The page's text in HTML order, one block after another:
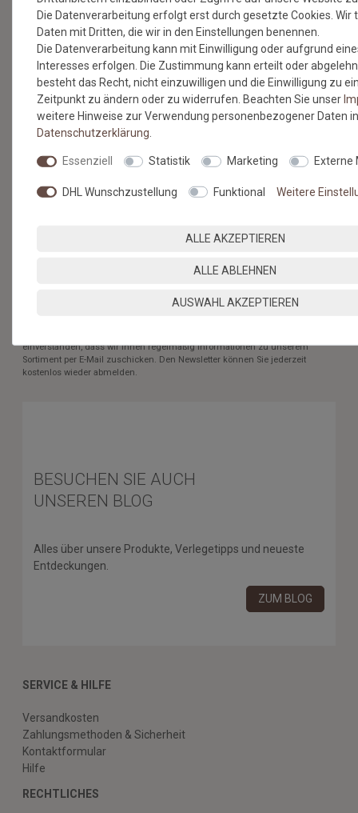
NEWSLETTER
Jetzt anmelden: Profitieren Sie von aktuellen Angeboten
und erfahren Sie von den neuesten Produkten als
erstes.*
VORNAME
Honig
habe. Meine Einwilligung kann ich jederzeit widerrufen.**
ABONNIEREN
** Hierbei handelt es sich um ein Pflichtfeld.
einverstanden, dass wir Ihnen regelmäßig Informationen zu unserem
Sortiment per E-Mail zuschicken. Den Newsletter können Sie jederzeit
kostenlos wieder abmelden.
BESUCHEN SIE AUCH
UNSEREN BLOG
Alles über unsere Produkte, Verlegetipps und neueste
Entdeckungen.
ZUM BLOG
SERVICE & HILFE
Versandkosten
Zahlungsmethoden & Sicherheit
Kontaktformular
Hilfe
RECHTLICHES
Die Datenverarbeitung erfolgt erst durch gesetzte Cookies. Wir
Daten mit Dritten, die wir in den Einstellungen benennen.
Die Datenverarbeitung kann mit Einwilligung oder aufgrund
Interesses erfolgen. Die Zustimmung kann erteilt oder
besteht das Recht, nicht einzuwilligen und die Einwilligung zu
Zeitpunkt zu ändern oder zu widerrufen. Beachten Sie unser
weitere Hinweise zur Verwendung personenbezogener Daten
Daten­schutz­erklärung
Essenziell Statistik Marketing Externe
DHL Wunschzustellung Funktional Weitere
ALLE AKZEPTIEREN
ALLE ABLEHNEN
AUSWAHL AKZEPTIEREN